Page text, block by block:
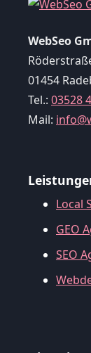
WebSeo
01454
Tel.: 03528
Mail:
Local
GEO
SEO